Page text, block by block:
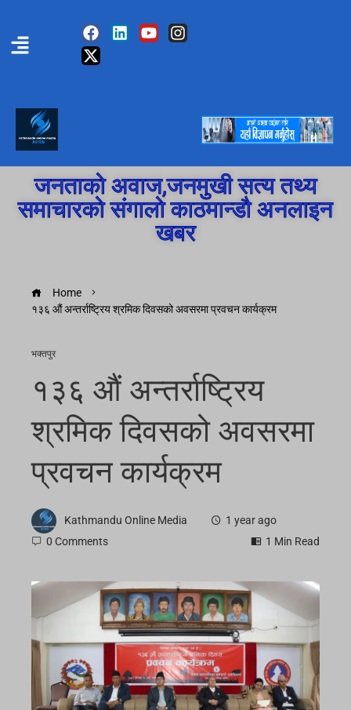
जनताको अवाज,जनमुखी सत्य तथ्य
समाचारको संगालो काठमान्डौ अनलाइन
खबर
Home
१३६ औं अन्तर्राष्ट्रिय श्रमिक दिवसको अवसरमा प्रवचन कार्यक्रम
भक्तपुर
१३६ औं अन्तर्राष्ट्रिय
श्रमिक दिवसको अवसरमा
प्रवचन कार्यक्रम
Kathmandu Online Media
1 year ago
0 Comments
1 Min Read